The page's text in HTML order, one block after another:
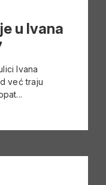
u Ivana
Ivana
već traju